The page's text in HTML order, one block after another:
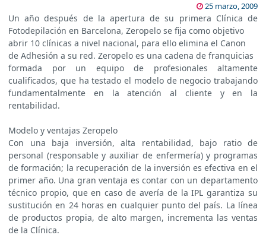
25 marzo, 2009
Un año después de la apertura de su primera Clínica de
Fotodepilación en Barcelona, Zeropelo se fija como objetivo
abrir 10 clínicas a nivel nacional, para ello elimina el Canon
de Adhesión a su red. Zeropelo es una cadena de franquicias
formada por un equipo de profesionales altamente
cualificados, que ha testado el modelo de negocio trabajando
fundamentalmente en la atención al cliente y en la
rentabilidad.
Modelo y ventajas Zeropelo
Con una baja inversión, alta rentabilidad, bajo ratio de
personal (responsable y auxiliar de enfermería) y programas
de formación; la recuperación de la inversión es efectiva en el
primer año. Una gran ventaja es contar con un departamento
técnico propio, que en caso de avería de la IPL garantiza su
sustitución en 24 horas en cualquier punto del país. La línea
de productos propia, de alto margen, incrementa las ventas
de la Clínica.